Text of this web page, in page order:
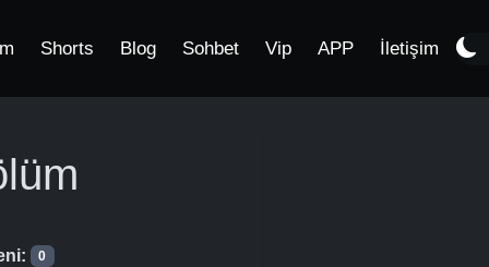
Shorts Blog Sohbet Vip APP İletişim
0